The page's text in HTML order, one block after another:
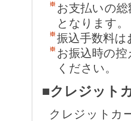
お支払いの
となります。
振込手数料
お振込時の
ください。
■クレジット
クレジットカ